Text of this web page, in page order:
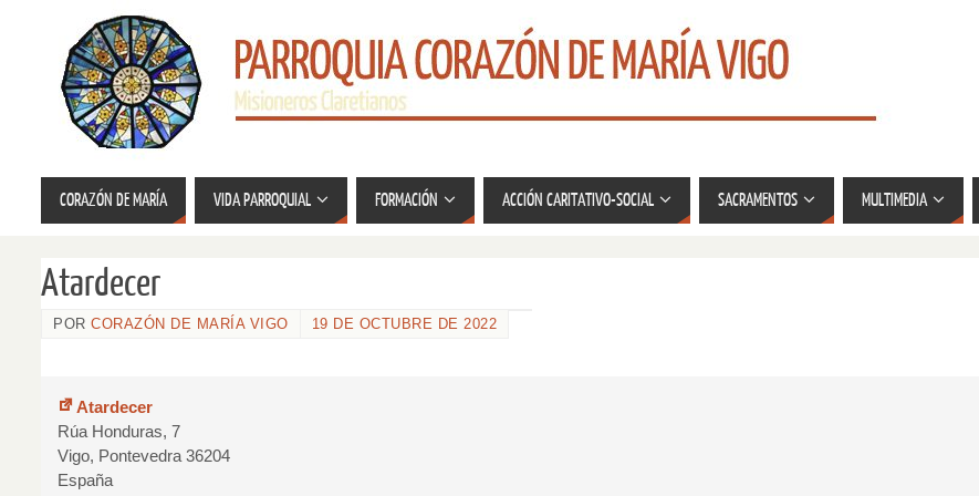
CORAZÓN DE MARÍA VIDA PARROQUIAL FORMACIÓN ACCIÓN CARITATIVO-SOCIAL SACRAMENTOS MULTIMEDIA
Atardecer
POR CORAZÓN DE MARÍA VIGO 19 DE OCTUBRE DE 2022
Atardecer
Rúa Honduras, 7
Vigo, Pontevedra 36204
España